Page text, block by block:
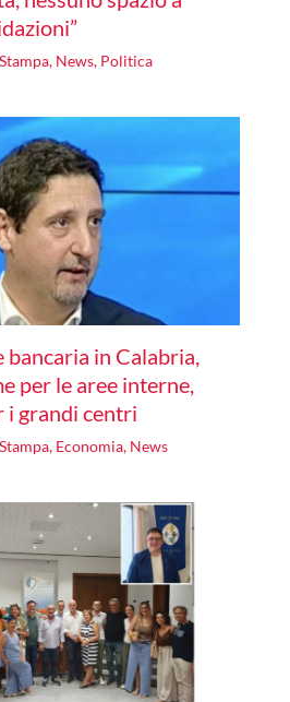
, News, Politica
in Calabria,
per le aree interne,
i grandi centri
, Economia, News